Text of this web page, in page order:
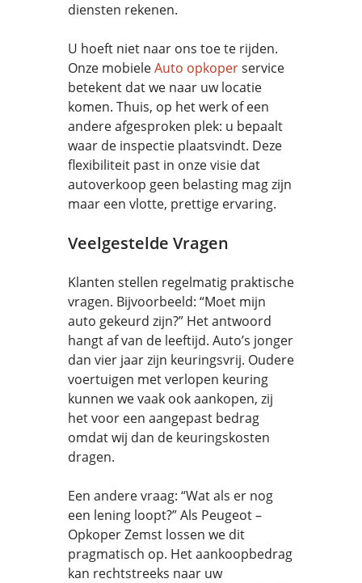
diensten rekenen.
U hoeft niet naar ons toe te rijden.
Onze mobieleAuto opkoperservice
betekent dat we naar uw locatie
komen. Thuis, op het werk of een
andere afgesproken plek: u bepaalt
waar de inspectie plaatsvindt. Deze
flexibiliteit past in onze visie dat
autoverkoop geen belasting mag zijn
maar een vlotte, prettige ervaring.
Veelgestelde Vragen
Klanten stellen regelmatig praktische
vragen. Bijvoorbeeld: “Moet mijn
auto gekeurd zijn?” Het antwoord
hangt af van de leeftijd. Auto’s jonger
dan vier jaar zijn keuringsvrij. Oudere
voertuigen met verlopen keuring
kunnen we vaak ook aankopen, zij
het voor een aangepast bedrag
omdat wij dan de keuringskosten
dragen.
Een andere vraag: “Wat als er nog
een lening loopt?” Als Peugeot –
Opkoper Zemst lossen we dit
pragmatisch op. Het aankoopbedrag
kan rechtstreeks naar uw